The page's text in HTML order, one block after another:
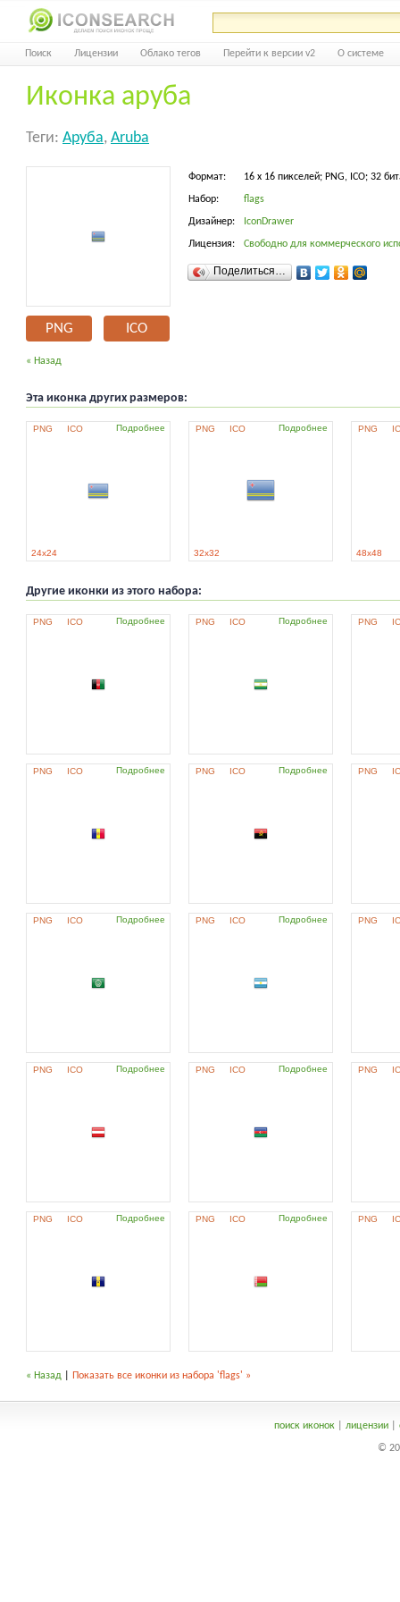
Поиск Лицензии Облако тегов Перейти к версии v2 О системе
Иконка аруба
Теги: Аруба, Aruba
PNG ICO
Формат: 16 x 16 пикселей; PNG, ICO; 32
Набор: flags
Дизайнер: IconDrawer
Лицензия: Свободно для коммерческого
Поделиться…
« Назад
Эта иконка других размеров:
PNG ICO Подробнее
24x24
PNG ICO Подробнее
32x32
PNG
48x48
Другие иконки из этого набора:
PNG ICO Подробнее PNG ICO Подробнее PNG
PNG ICO Подробнее PNG ICO Подробнее PNG
PNG ICO Подробнее PNG ICO Подробнее PNG
PNG ICO Подробнее PNG ICO Подробнее PNG
PNG ICO Подробнее PNG ICO Подробнее PNG
« Назад Показать все иконки из набора 'flags' »
поиск иконок| лицензии|
©